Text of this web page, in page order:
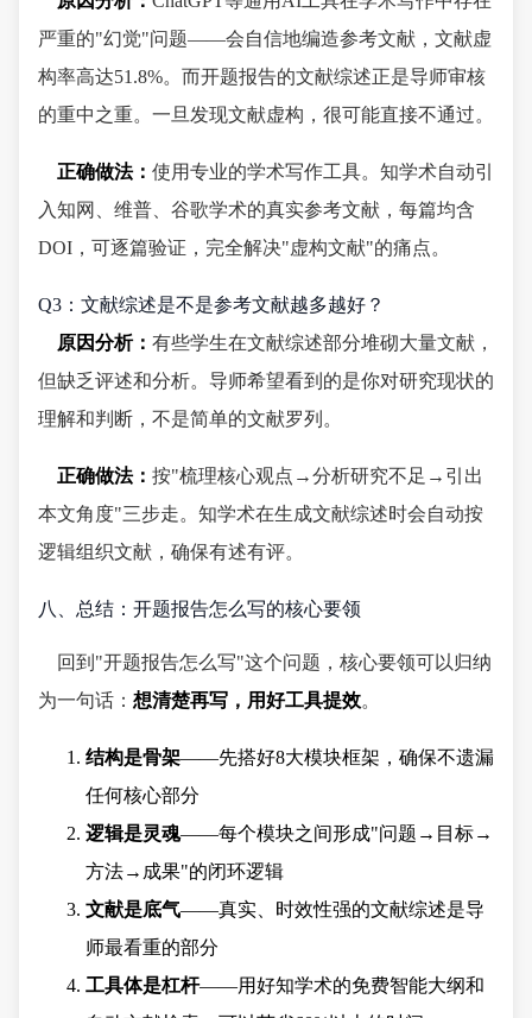
严重的"幻觉"问题——会自信地编造参考文献，文献虚
构率高达51.8%。而开题报告的文献综述正是导师审核
的重中之重。一旦发现文献虚构，很可能直接不通过。
正确做法： 使用专业的学术写作工具。知学术自动引
入知网、维普、谷歌学术的真实参考文献，每篇均含
DOI，可逐篇验证，完全解决"虚构文献"的痛点。
Q3：文献综述是不是参考文献越多越好？
原因分析： 有些学生在文献综述部分堆砌大量文献，
但缺乏评述和分析。导师希望看到的是你对研究现状的
理解和判断，不是简单的文献罗列。
正确做法： 按"梳理核心观点→分析研究不足→引出
本文角度"三步走。知学术在生成文献综述时会自动按
逻辑组织文献，确保有述有评。
八、总结：开题报告怎么写的核心要领
回到"开题报告怎么写"这个问题，核心要领可以归纳
为一句话： 想清楚再写，用好工具提效。
结构是骨架——先搭好8大模块框架，确保不遗漏
任何核心部分
逻辑是灵魂——每个模块之间形成"问题→目标→
方法→成果"的闭环逻辑
文献是底气——真实、时效性强的文献综述是导
师最看重的部分
工具体是杠杆——用好知学术的免费智能大纲和